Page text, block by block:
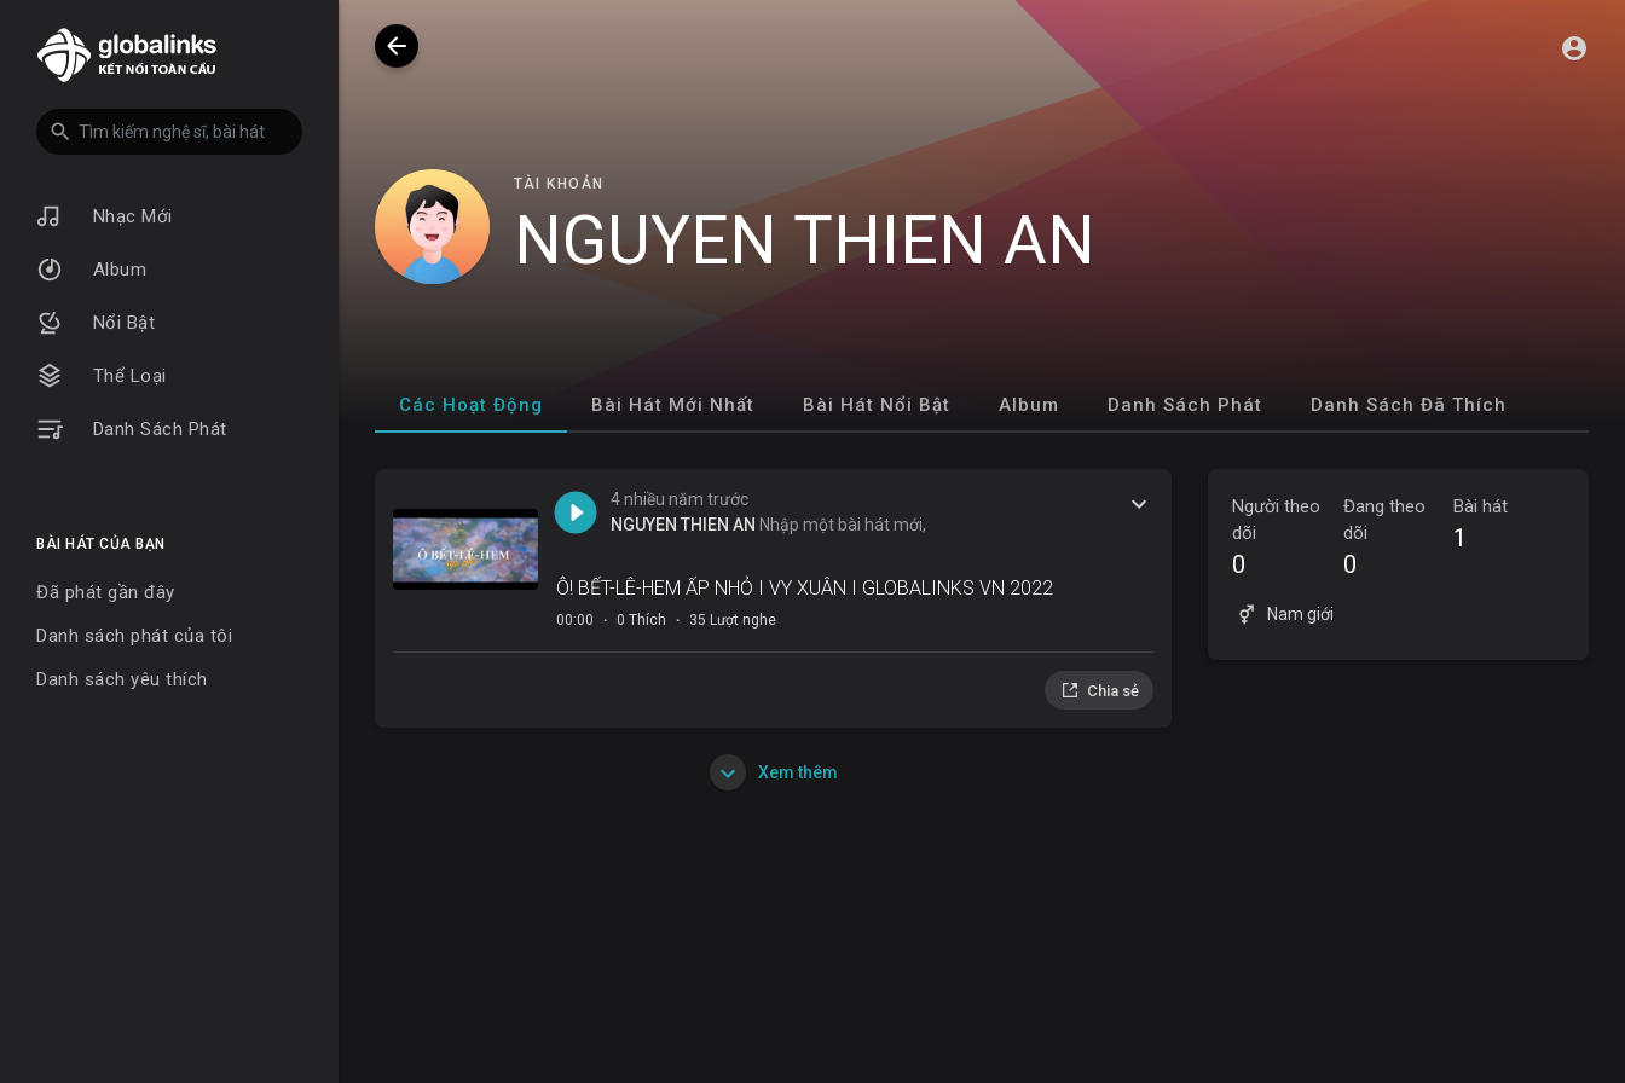
Nhạc Mới
Album
Nổi Bật
Thể Loại
Danh Sách Phát
BÀI HÁT CỦA BẠN
Đã phát gần đây
Danh sách phát của tôi
Danh sách yêu thích
TÀI KHOẢN
NGUYEN THIEN AN
Các Hoạt Động Bài Hát Mới Nhất Bài Hát Nổi Bật Album Danh Sách Phát Danh Sách Đã Thích
4 nhiều năm trước
NGUYEN THIEN AN Nhập một bài hát mới,
Ô! BẾT-LÊ-HEM ẤP NHỎ I VY XUÂN I GLOBALINKS VN 2022
00:00 0 Thích 35 Lượt nghe
Chia sẻ
Xem thêm
Người theo
dõi
0
Đang theo
dõi
0
Bài hát
1
Nam giới